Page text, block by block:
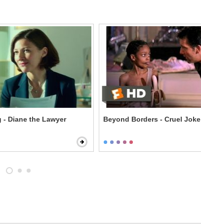
- Diane the Lawyer Beyond Borders - Cruel Joke